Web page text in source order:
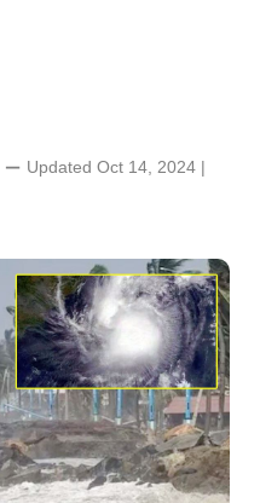
⚊ Updated Oct 14, 2024 |